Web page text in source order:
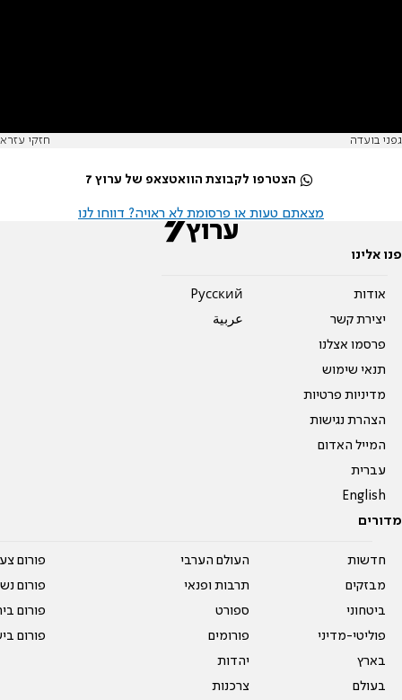
גפני בועדה חזקי עזרא
הצטרפו לקבוצת הוואטצאפ של ערוץ 7
מצאתם טעות או פרסומת לא ראויה? דווחו לנו
פנו אלינו
אודות
יצירת קשר
פרסמו אצלנו
תנאי שימוש
מדיניות פרטיות
הצהרת נגישות
המייל האדום
עברית
English
Pусский
عربية
מדורים
חדשות
מבזקים
ביטחוני
פוליטי-מדיני
בארץ
בעולם
העולם הערבי
תרבות ופנאי
ספורט
פורומים
יהדות
צרכנות
פורום
פורום
פורום
פורום